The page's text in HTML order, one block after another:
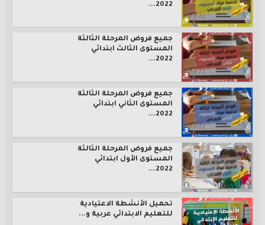
2022...
جميع فروض المرحلة الثالثة
المستوى الثالث ابتدائي
2022...
جميع فروض المرحلة الثالثة
المستوى الثاني ابتدائي
2022...
جميع فروض المرحلة الثالثة
المستوى الأول ابتدائي
2022...
تحميل الأنشطة الاعتيادية
للتعليم الابتدائي عربية و...